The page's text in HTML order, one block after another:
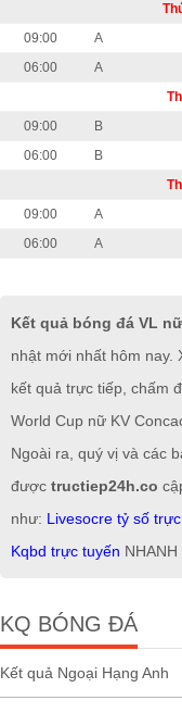
09:00
A
06:00
A
09:00
B
06:00
B
09:00
A
06:00
A
Kết quả bóng đá VL
nhật mới nhất hôm nay.
kết quả trực tiếp, chấm
World Cup nữ KV
Ngoài ra, quý vị và các
được tructiep24h.co
như: Livesocre tỷ số
Kqbd trực tuyến NHANH
KQ BÓNG ĐÁ
Kết quả Ngoại Hạng Anh